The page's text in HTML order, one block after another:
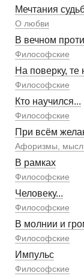
Мечтания
О любви
В вечном
Философские
На поверку,
Философские
Кто научился...
Философские
При всём
Афоризмы,
В рамках
Философские
Человеку...
Философские
В молнии и
Философские
Импульс
Философские